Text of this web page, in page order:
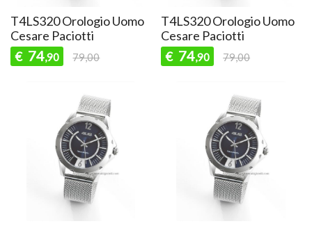
T4LS320 Orologio Uomo
Cesare Paciotti
€ 74,90 79,00
T4LS320 Orologio Uomo
Cesare Paciotti
€ 74,90 79,00